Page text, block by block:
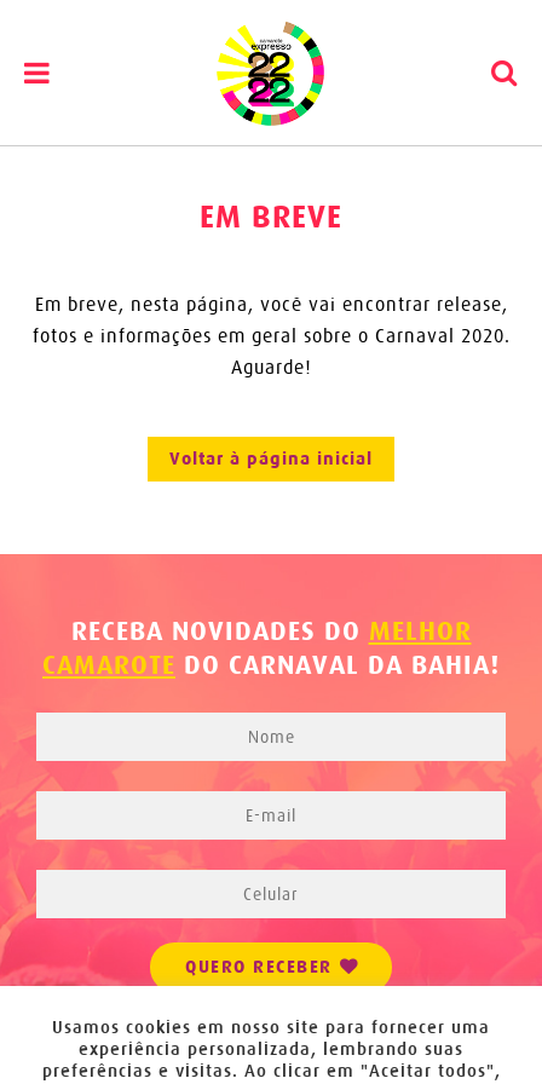
o
conteúdo
EM BREVE
Em breve, nesta página, você vai encontrar release,
fotos e informações em geral sobre o Carnaval 2020.
Aguarde!
Voltar à página inicial
RECEBA NOVIDADES DO MELHOR
CAMAROTE DO CARNAVAL DA BAHIA!
QUERO RECEBER
Usamos cookies em nosso site para fornecer uma
experiência personalizada, lembrando suas
preferências e visitas. Ao clicar em "Aceitar todos",